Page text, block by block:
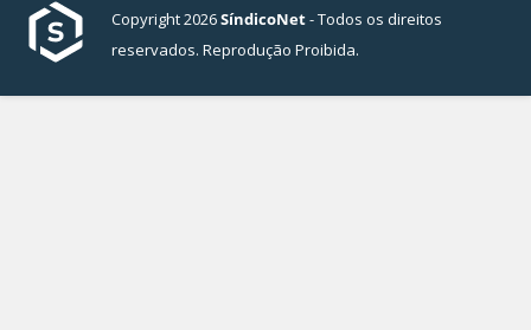
Copyright 2026SíndicoNet- Todos os direitos
reservados. Reprodução Proibida.